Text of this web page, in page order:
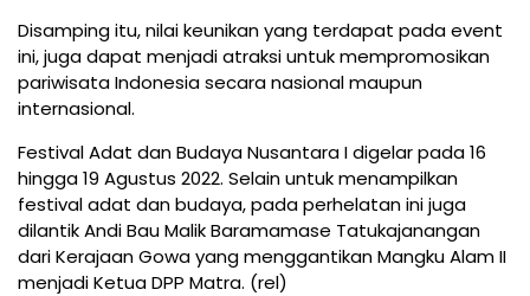
Disamping itu, nilai keunikan yang terdapat pada event
ini, juga dapat menjadi atraksi untuk mempromosikan
pariwisata Indonesia secara nasional maupun
internasional.
Festival Adat dan Budaya Nusantara I digelar pada 16
hingga 19 Agustus 2022. Selain untuk menampilkan
festival adat dan budaya, pada perhelatan ini juga
dilantik Andi Bau Malik Baramamase Tatukajanangan
dari Kerajaan Gowa yang menggantikan Mangku Alam II
menjadi Ketua DPP Matra. (rel)